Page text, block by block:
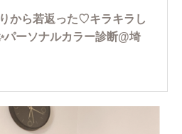
から若返った♡キラキラし
パーソナルカラー診断@埼